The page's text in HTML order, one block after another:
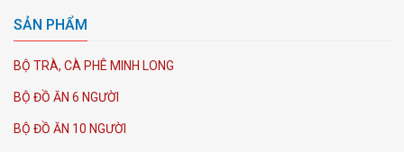
SẢN PHẨM
BỘ TRÀ, CÀ PHÊ MINH LONG
BỘ ĐỒ ĂN 6 NGƯỜI
BỘ ĐỒ ĂN 10 NGƯỜI